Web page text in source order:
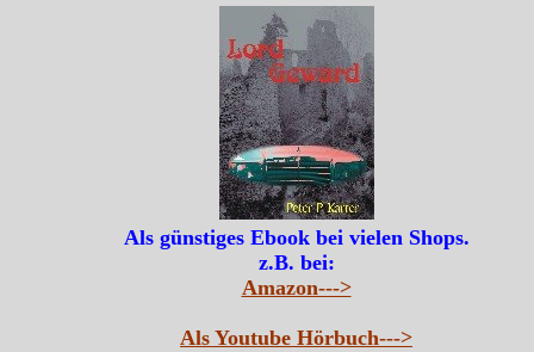
Als günstiges Ebook bei vielen Shops.
z.B. bei:
Amazon--->
Als Youtube Hörbuch--->